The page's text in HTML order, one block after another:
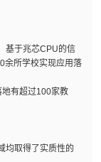
基于兆芯CPU的信
余所学校实现应用落
有超过100家教
均取得了实质性的